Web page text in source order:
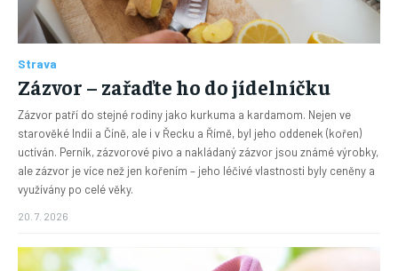
Strava
Zázvor – zařaďte ho do jídelníčku
Zázvor patří do stejné rodiny jako kurkuma a kardamom. Nejen ve
starověké Indii a Číně, ale i v Řecku a Římě, byl jeho oddenek (kořen)
uctíván. Perník, zázvorové pivo a nakládaný zázvor jsou známé výrobky,
ale zázvor je více než jen kořením – jeho léčivé vlastnosti byly ceněny a
využívány po celé věky.
20. 7. 2026